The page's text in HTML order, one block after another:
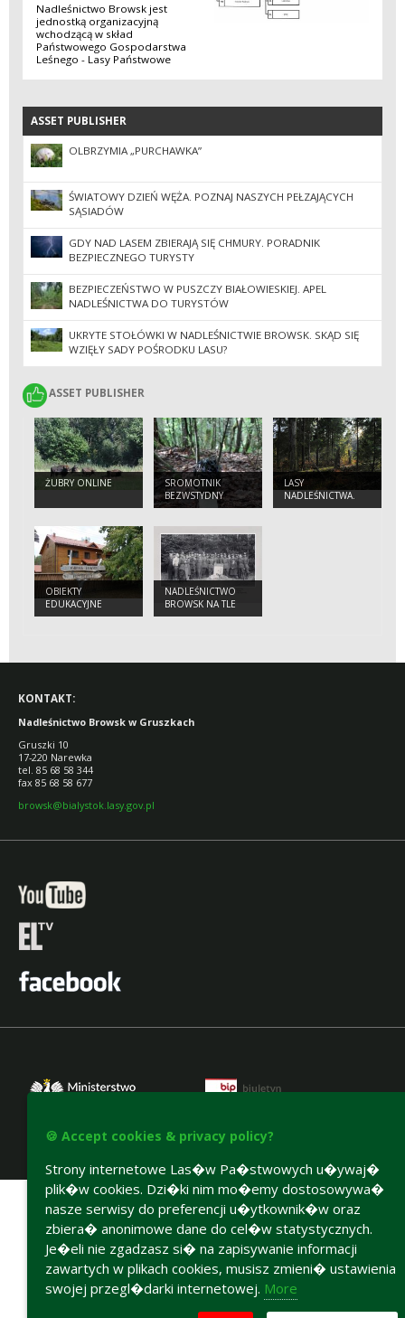
Nadleśnictwo Browsk jest
jednostką organizacyjną
wchodzącą w skład
Państwowego Gospodarstwa
Leśnego - Lasy Państwowe
ASSET PUBLISHER
ASSET PUBLISHER
OLBRZYMIA „PURCHAWKA”
ŚWIATOWY DZIEŃ WĘŻA. POZNAJ NASZYCH PEŁZAJĄCYCH
SĄSIADÓW
GDY NAD LASEM ZBIERAJĄ SIĘ CHMURY. PORADNIK
BEZPIECZNEGO TURYSTY
BEZPIECZEŃSTWO W PUSZCZY BIAŁOWIESKIEJ. APEL
NADLEŚNICTWA DO TURYSTÓW
UKRYTE STOŁÓWKI W NADLEŚNICTWIE BROWSK. SKĄD SIĘ
WZIĘŁY SADY POŚRODKU LASU?
ASSET PUBLISHER
ASSET PUBLISHER
ŻUBRY ONLINE
SROMOTNIK
BEZWSTYDNY
(PHALLUS
LASY
NADLEŚNICTWA.
OBIEKTY
EDUKACYJNE
NADLEŚNICTWO
BROWSK NA TLE
ZMIAN
KONTAKT:
Nadleśnictwo Browsk w Gruszkach
Gruszki 10
17-220 Narewka
tel. 85 68 58 344
fax 85 68 58 677
browsk@bialystok.lasy.gov.pl
Accesibility declaration
🍪 Accept cookies & privacy policy?
Strony internetowe Las�w Pa�stwowych u�ywaj�
plik�w cookies. Dzi�ki nim mo�emy dostosowywa�
nasze serwisy do preferencji u�ytkownik�w oraz
zbiera� anonimowe dane do cel�w statystycznych.
Je�eli nie zgadzasz si� na zapisywanie informacji
zawartych w plikach cookies, musisz zmieni� ustawienia
swojej przegl�darki internetowej. More